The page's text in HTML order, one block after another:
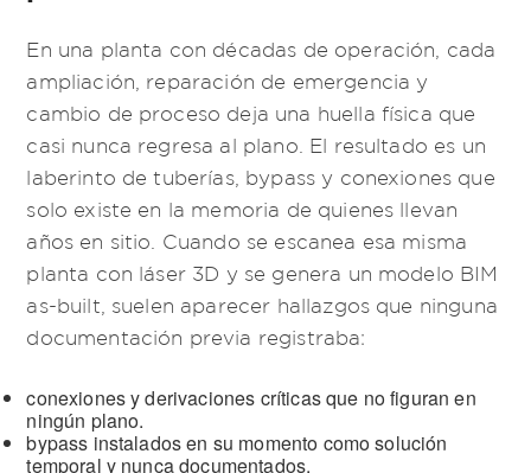
En una planta con décadas de operación, cada
ampliación, reparación de emergencia y
cambio de proceso deja una huella física que
casi nunca regresa al plano. El resultado es un
laberinto de tuberías, bypass y conexiones que
solo existe en la memoria de quienes llevan
años en sitio. Cuando se escanea esa misma
planta con láser 3D y se genera un modelo BIM
as-built, suelen aparecer hallazgos que ninguna
documentación previa registraba:
conexiones y derivaciones críticas que no figuran en
ningún plano.
bypass instalados en su momento como solución
temporal y nunca documentados.